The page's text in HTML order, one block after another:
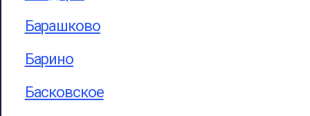
Барашково
Барино
Басковское